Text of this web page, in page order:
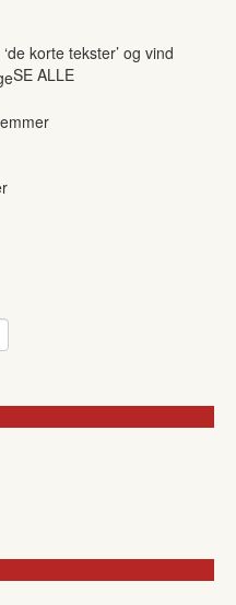
korte tekster’ og vind
SE ALLE